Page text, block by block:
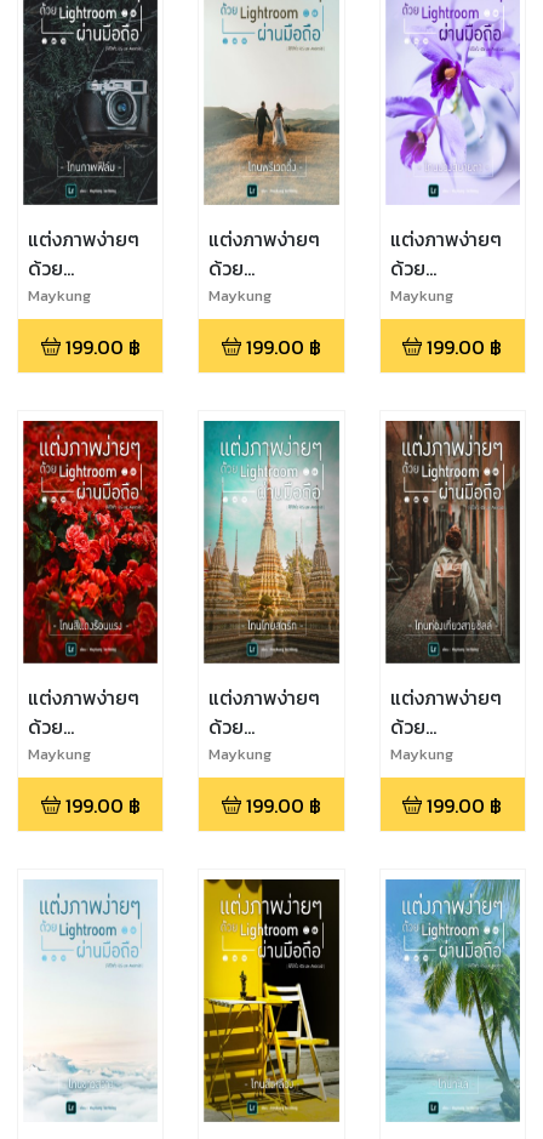
แต่งภาพง่ายๆ
ด้วย
Lightroom
ผ่านมือถือ : โทน
ภาพฟิล์ม
Maykung
Techblog
199.00 ฿
แต่งภาพง่ายๆ
ด้วย
Lightroom
ผ่านมือถือ : โท
นพรีเวดดิ้ง
Maykung
Techblog
199.00 ฿
แต่งภาพง่ายๆ
ด้วย
Lightroom
ผ่านมือถือ : โทน
ม่วงสบายตา
Maykung
Techblog
199.00 ฿
แต่งภาพง่ายๆ
ด้วย
Lightroom
ผ่านมือถือ : โทน
สีแดงร้อนแรง
Maykung
Techblog
199.00 ฿
แต่งภาพง่ายๆ
ด้วย
Lightroom
ผ่านมือถือ : โทน
ไทยสตรีท
Maykung
Techblog
199.00 ฿
แต่งภาพง่ายๆ
ด้วย
Lightroom
ผ่านมือถือ : โทน
ท่องเที่ยวสายชิ
Maykung
Techblog
199.00 ฿